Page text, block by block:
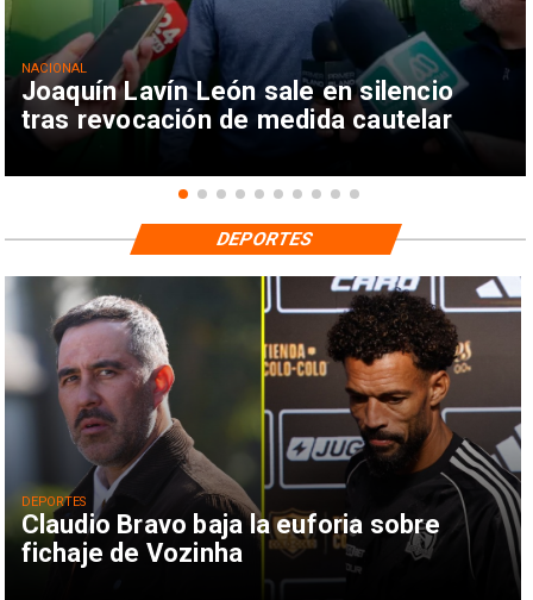
Joaquín Lavín León sale en silencio
tras revocación de medida cautelar
NACIONAL
Claudio Bravo baja la euforia sobre
fichaje de Vozinha
DEPORTES
DEPORTES